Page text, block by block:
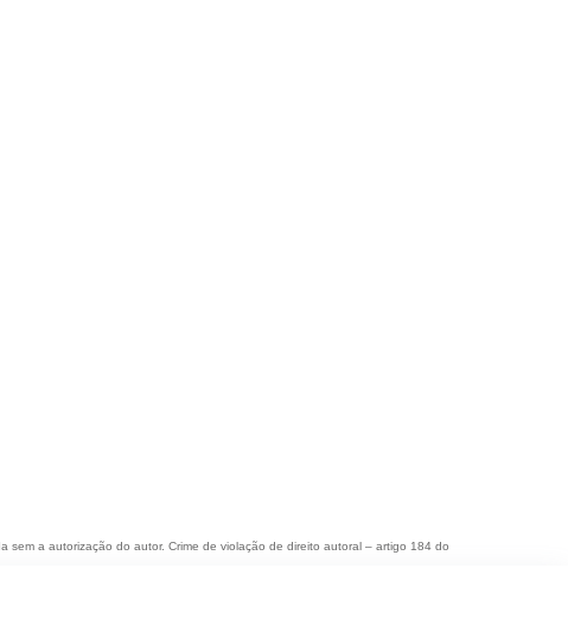
a autorização do autor. Crime de violação de direito autoral – artigo 184 do